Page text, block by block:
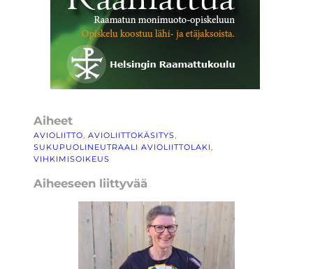
Aiheet
AVIOLIITTO, AVIOLIITTOKÄSITYS
SUKUPUOLINEUTRAALI AVIOLIITTOLAKI
VIHKIMISOIKEUS
Aiheeseen liittyvää